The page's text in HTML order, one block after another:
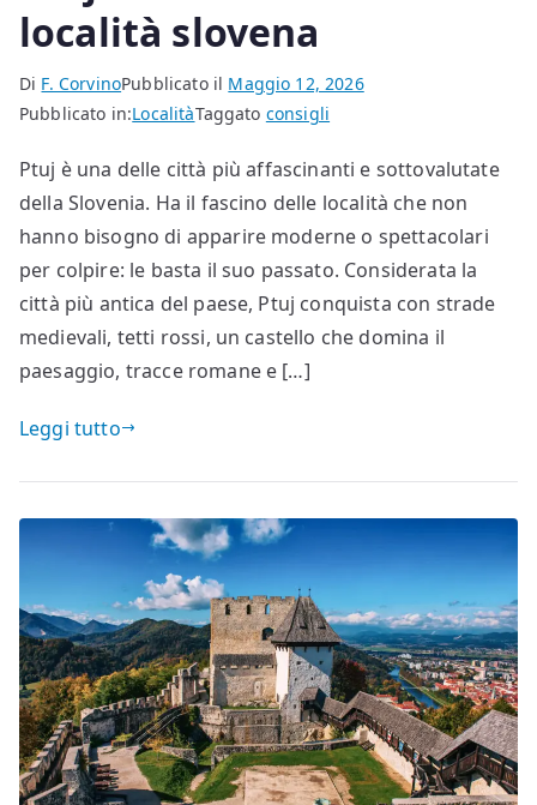
località slovena
Di F. CorvinoPubblicato il Maggio 12, 2026
Pubblicato in:LocalitàTaggato consigli
Ptuj è una delle città più affascinanti e sottovalutate
della Slovenia. Ha il fascino delle località che non
hanno bisogno di apparire moderne o spettacolari
per colpire: le basta il suo passato. Considerata la
città più antica del paese, Ptuj conquista con strade
medievali, tetti rossi, un castello che domina il
paesaggio, tracce romane e […]
Leggi tutto